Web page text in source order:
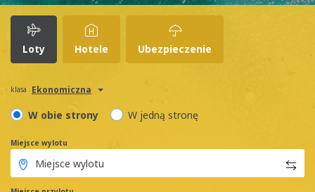
Loty Hotele Ubezpieczenie
klasa Ekonomiczna
W obie strony W jedną stronę
Miejsce wylotu